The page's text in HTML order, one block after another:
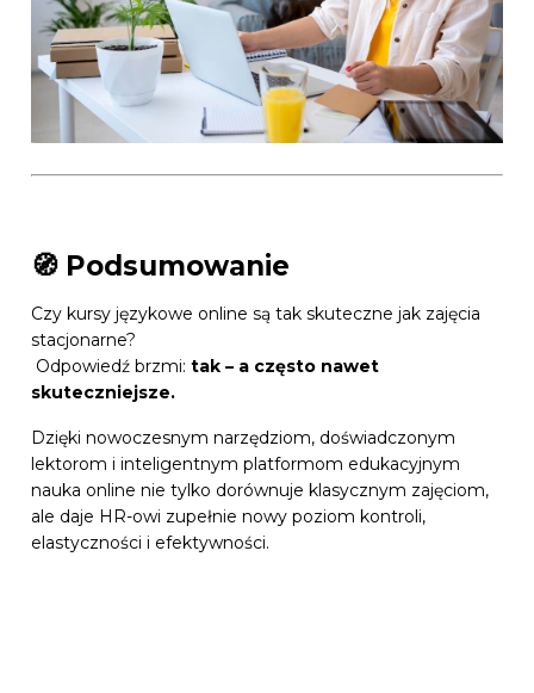
🧭 Podsumowanie
Czy kursy językowe online są tak skuteczne jak zajęcia
stacjonarne?
Odpowiedź brzmi: tak – a często nawet
skuteczniejsze.
Dzięki nowoczesnym narzędziom, doświadczonym
lektorom i inteligentnym platformom edukacyjnym
nauka online nie tylko dorównuje klasycznym zajęciom,
ale daje HR-owi zupełnie nowy poziom kontroli,
elastyczności i efektywności.